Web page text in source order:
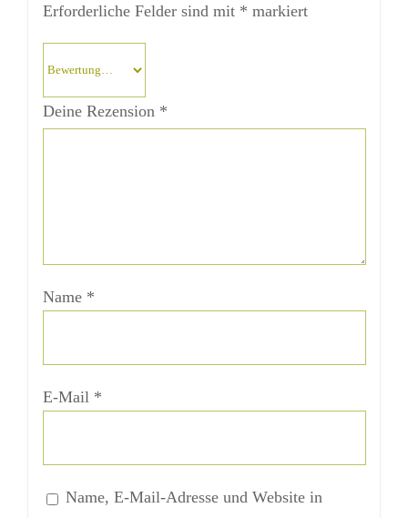
Erforderliche Felder sind mit * markiert
Deine Rezension *
Name *
E-Mail *
Name, E-Mail-Adresse und Website in